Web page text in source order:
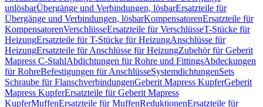
unlösbarÜbergänge und Verbindungen, lösbarErsatzteile für
Übergänge und Verbindungen, lösbarKompensatorenErsatzteile für
KompensatorenVerschlüsseErsatzteile für VerschlüsseT-Stücke für
HeizungErsatzteile für T-Stücke für HeizungAnschlüsse für
HeizungErsatzteile für Anschlüsse für HeizungZubehör für Geberit
Mapress C-StahlAbdichtungen für Rohre und FittingsAbdeckungen
für RohreBefestigungen für AnschlüsseSystemdichtungenSets
Schraube für FlanschverbindungenGeberit Mapress KupferGeberit
Mapress KupferErsatzteile für Geberit Mapress
KupferMuffenErsatzteile für MuffenReduktionenErsatzteile für